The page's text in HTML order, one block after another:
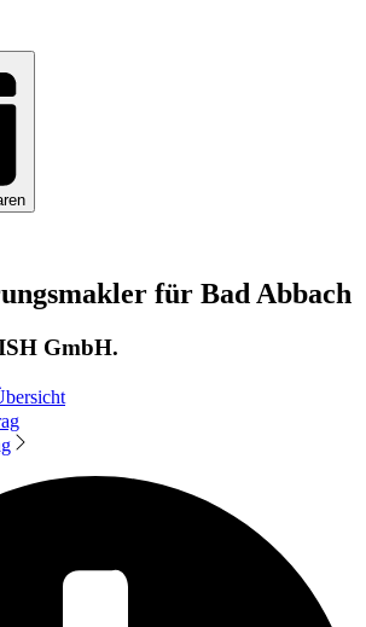
für Bad Abbach
GmbH.